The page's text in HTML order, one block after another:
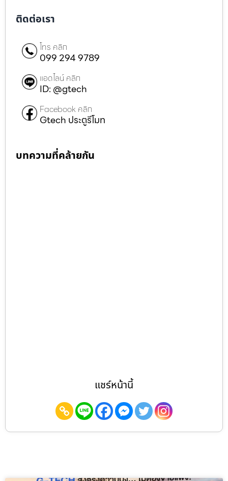
ติดต่อเรา
โทร คลิก
099 294 9789
แอดไลน์ คลิก
ID: @gtech
Facebook คลิก
Gtech ประตูรีโมท
บทความที่คล้ายกัน
แชร์หน้านี้